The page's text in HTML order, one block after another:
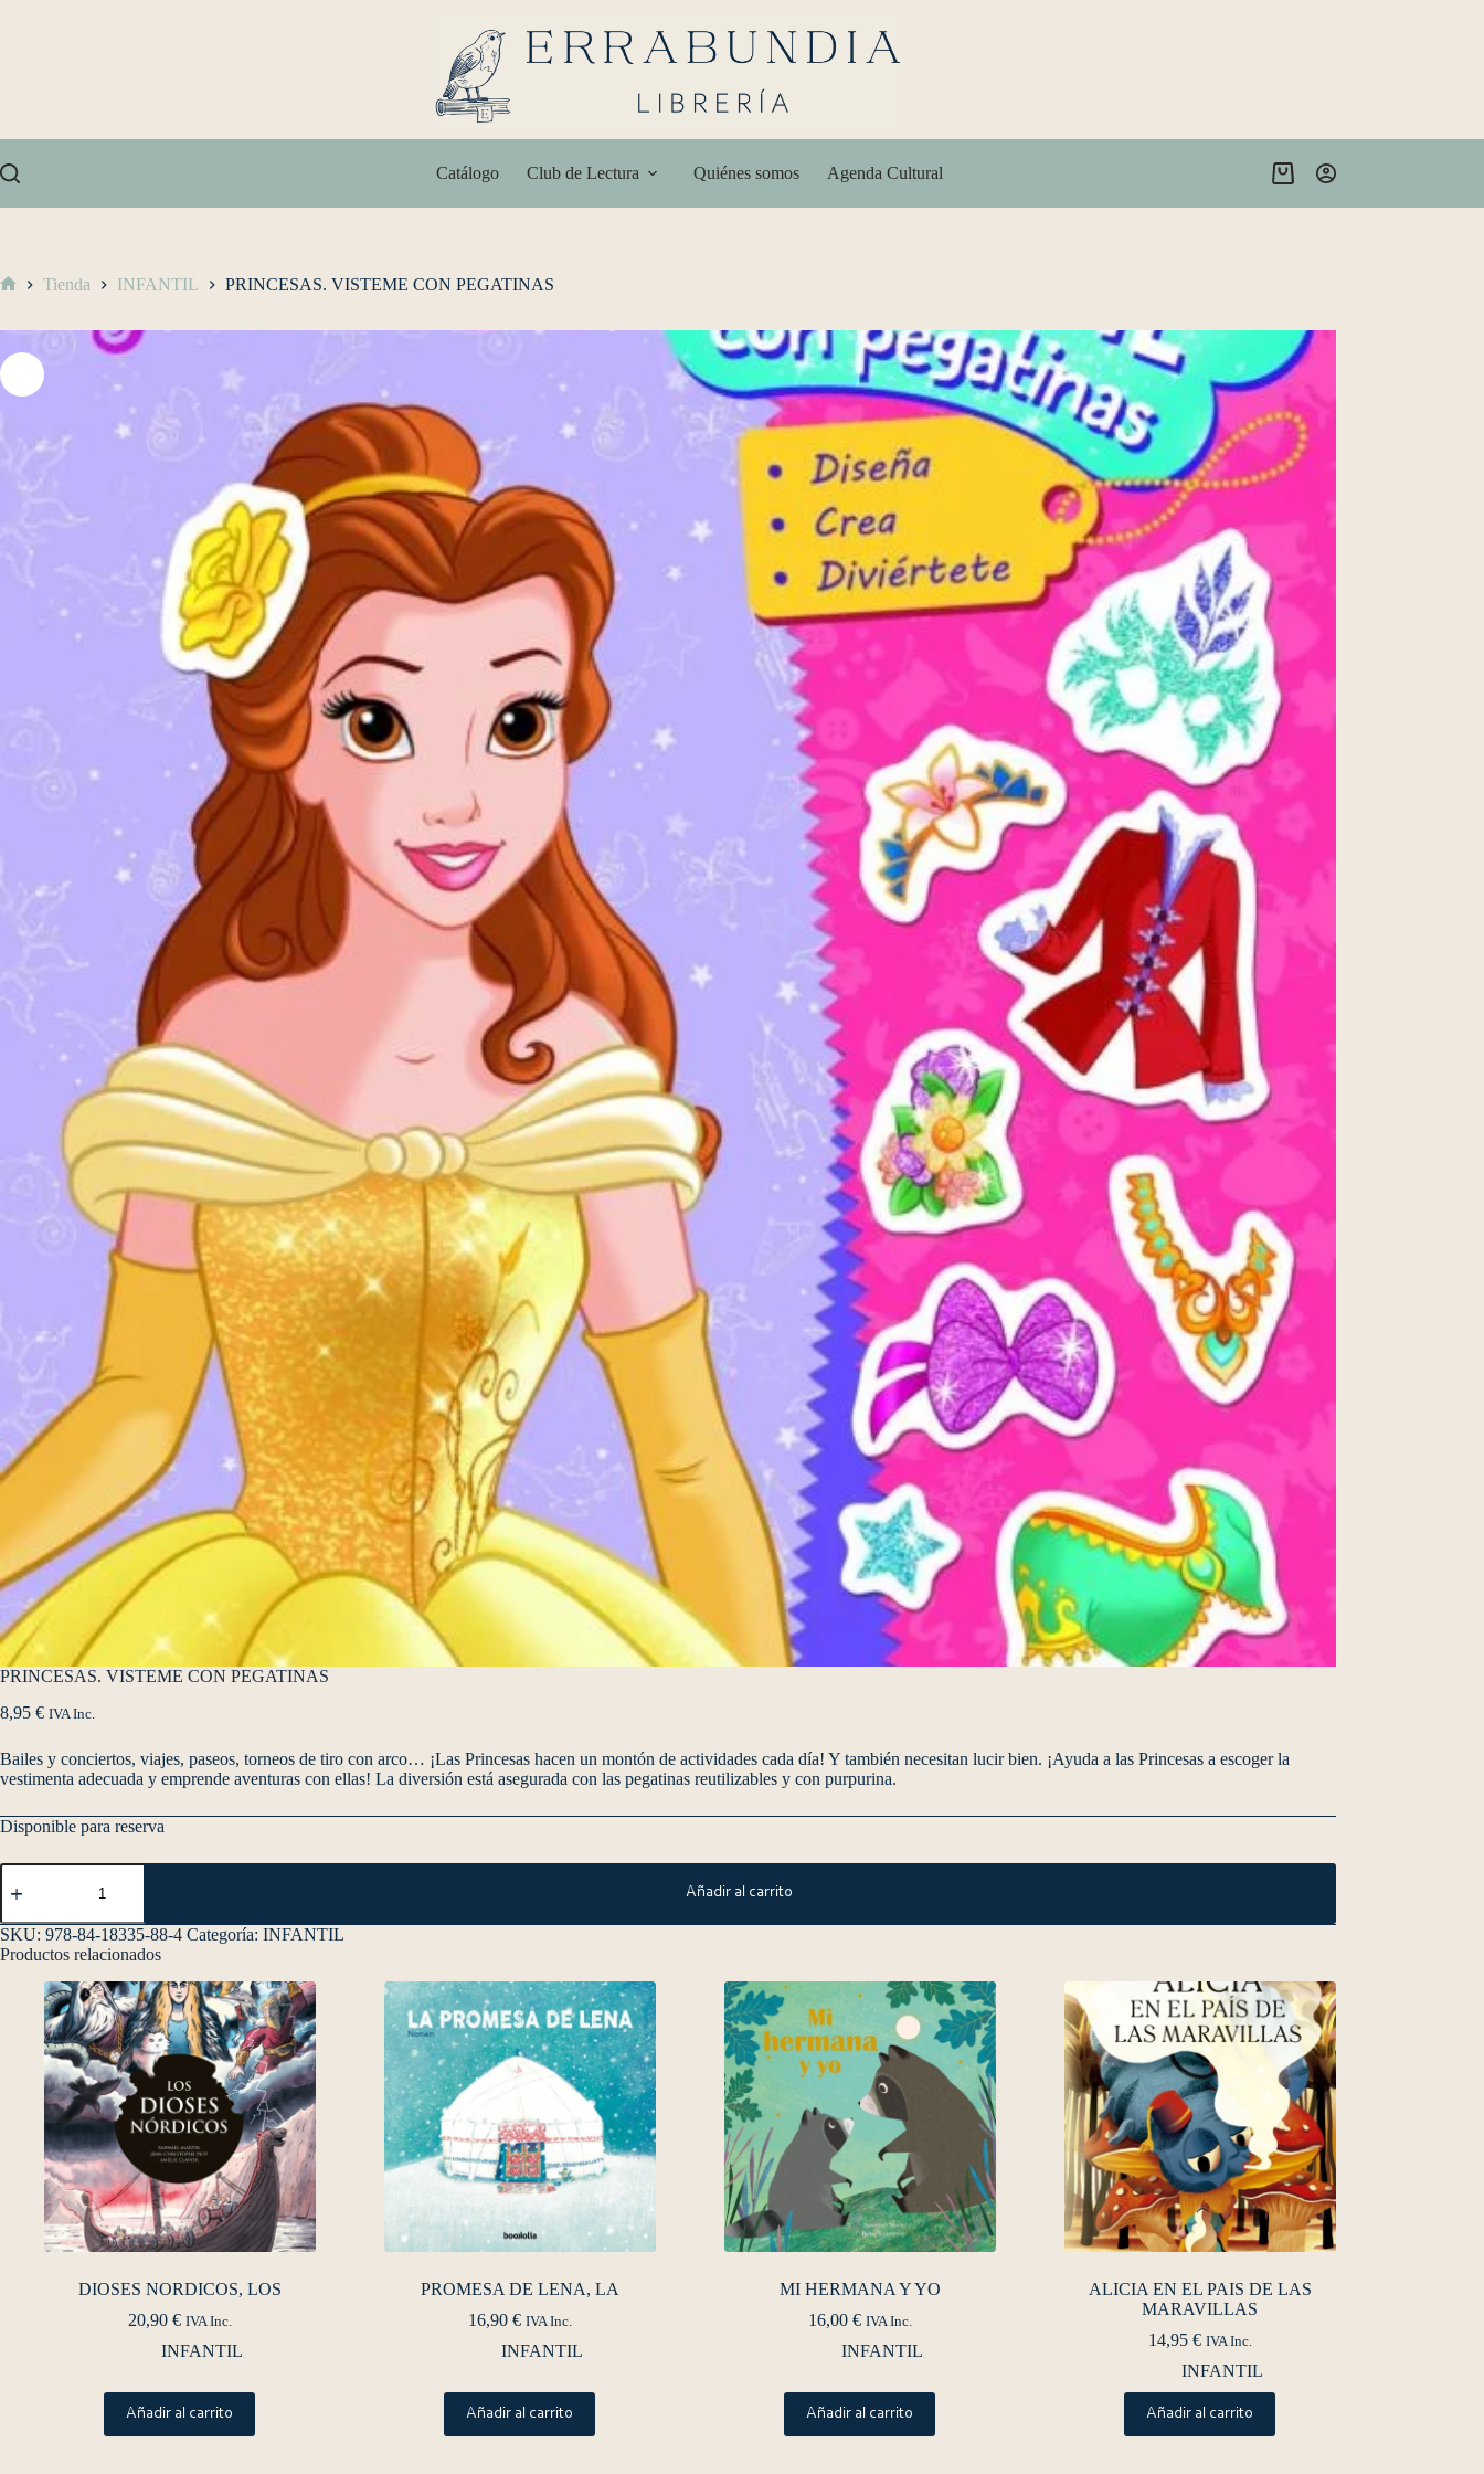
Catálogo Club de Lectura Quiénes somos Agenda Cultural
Tienda INFANTIL PRINCESAS. VISTEME CON PEGATINAS
PRINCESAS. VISTEME CON PEGATINAS
8,95 € IVA Inc.
Bailes y conciertos, viajes, paseos, torneos de tiro con arco… ¡Las Princesas hacen un montón de actividades cada día! Y también necesitan lucir bien. ¡Ayuda a las Princesas a escoger la
vestimenta adecuada y emprende aventuras con ellas! La diversión está asegurada con las pegatinas reutilizables y con purpurina.
Disponible para reserva
Añadir al carrito
SKU: 978-84-18335-88-4 Categoría: INFANTIL
Productos relacionados
DIOSES NORDICOS, LOS
20,90 € IVA Inc.
INFANTIL
Añadir al carrito
PROMESA DE LENA, LA
16,90 € IVA Inc.
INFANTIL
Añadir al carrito
MI HERMANA Y YO
16,00 € IVA Inc.
INFANTIL
Añadir al carrito
ALICIA EN EL PAIS DE LAS
MARAVILLAS
14,95 € IVA Inc.
INFANTIL
Añadir al carrito